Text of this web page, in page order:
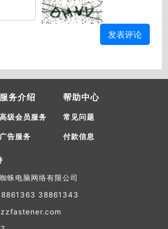
发表评论
服务介绍
高级会员服务
广告服务
帮助中心
常见问题
付款信息
蛛电脑网络有限公司
38861343